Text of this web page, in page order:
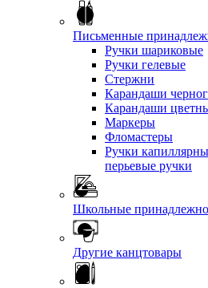
Письменные
Ручки шариковые
Ручки гелевые
Стержни
Карандаши
Карандаши
Маркеры
Фломастеры
Ручки
перьевые ручки
Школьные
Другие канцтовары